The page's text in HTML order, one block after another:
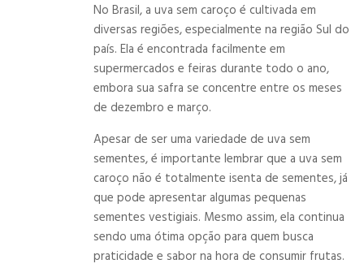
No Brasil, a uva sem caroço é cultivada em
diversas regiões, especialmente na região Sul do
país. Ela é encontrada facilmente em
supermercados e feiras durante todo o ano,
embora sua safra se concentre entre os meses
de dezembro e março.
Apesar de ser uma variedade de uva sem
sementes, é importante lembrar que a uva sem
caroço não é totalmente isenta de sementes, já
que pode apresentar algumas pequenas
sementes vestigiais. Mesmo assim, ela continua
sendo uma ótima opção para quem busca
praticidade e sabor na hora de consumir frutas.